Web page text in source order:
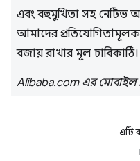
এবং বহুমুখিতা সহ নেটিভ
আমাদের প্রতিযোগিতামূলক
বজায় রাখার মূল চাবিকাঠি।
Alibaba.com এর মোবাইল
এটি